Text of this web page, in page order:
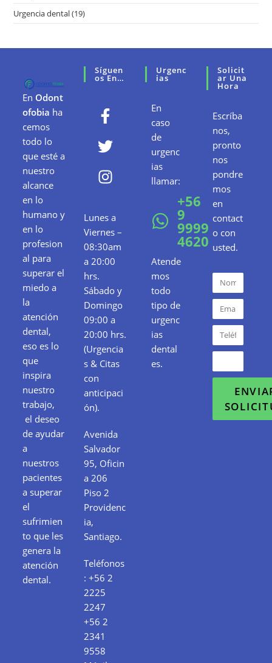
Urgencia dental(19)
En Odont
ofobia ha
cemos
todo lo
que esté a
nuestro
alcance
en lo
humano y
en lo
profesion
al para
superar el
miedo a
la
atención
dental,
eso es lo
que
inspira
nuestro
trabajo,
el deseo
de ayudar
a
nuestros
pacientes
a superar
el
sufrimien
to que les
genera la
atención
dental.
Síguen
Os En…
Lunes a
Viernes –
08:30am
a 20:00
hrs.
Sábado y
Domingo
09:00 a
20:00 hrs.
(Urgencia
s & Citas
con
anticipaci
ón).
Avenida
Salvador
95, Oficin
a 206
Piso 2
Providenc
ia,
Santiago.
Teléfonos
:+56 2
2225
2247
+56 2
2341
9558
Urgenc
Ias
En
caso
de
urgenc
ias
llamar:
+56
9
9999
4620
Atende
mos
todo
tipo de
urgenc
ias
dental
es.
Solicit
Ar Una
Hora
Escríba
nos,
pronto
nos
pondre
mos
en
contact
o con
usted.